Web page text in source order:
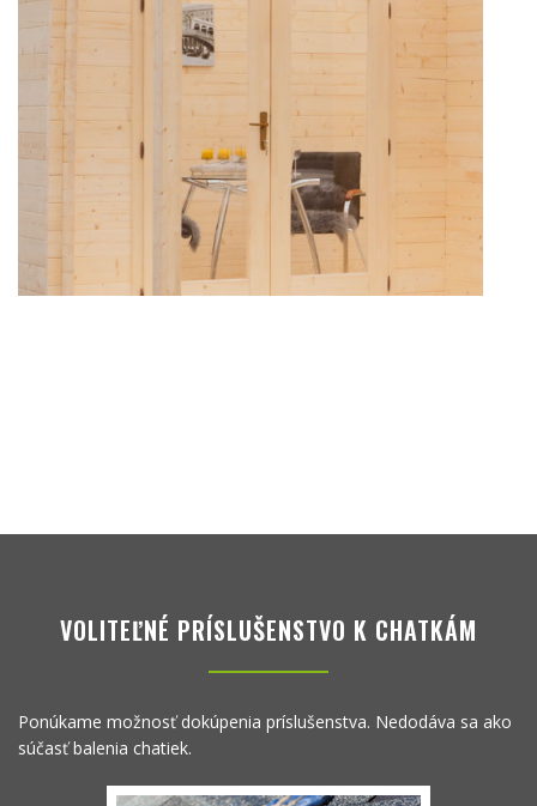
VOLITEĽNÉ PRÍSLUŠENSTVO K CHATKÁM
Ponúkame možnosť dokúpenia príslušenstva. Nedodáva sa ako
súčasť balenia chatiek.